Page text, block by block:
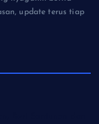
update terus tiap